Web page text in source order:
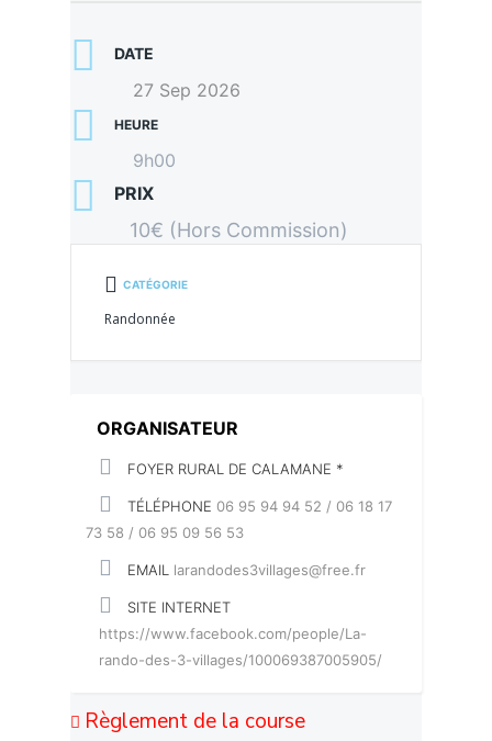
DATE
27 Sep 2026
HEURE
9h00
PRIX
10€ (Hors Commission)
CATÉGORIE
Randonnée
ORGANISATEUR
FOYER RURAL DE CALAMANE *
TÉLÉPHONE 06 95 94 94 52 / 06 18 17
73 58 / 06 95 09 56 53
EMAIL larandodes3villages@free.fr
SITE INTERNET
https://www.facebook.com/people/La-
rando-des-3-villages/100069387005905/
Règlement de la course